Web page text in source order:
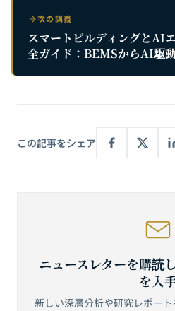
次の講義
スマートビルディングとAI
全ガイド：BEMSからAI駆
この記事をシェア
ニュースレターを購読
を入
新しい深層分析や研究レポー